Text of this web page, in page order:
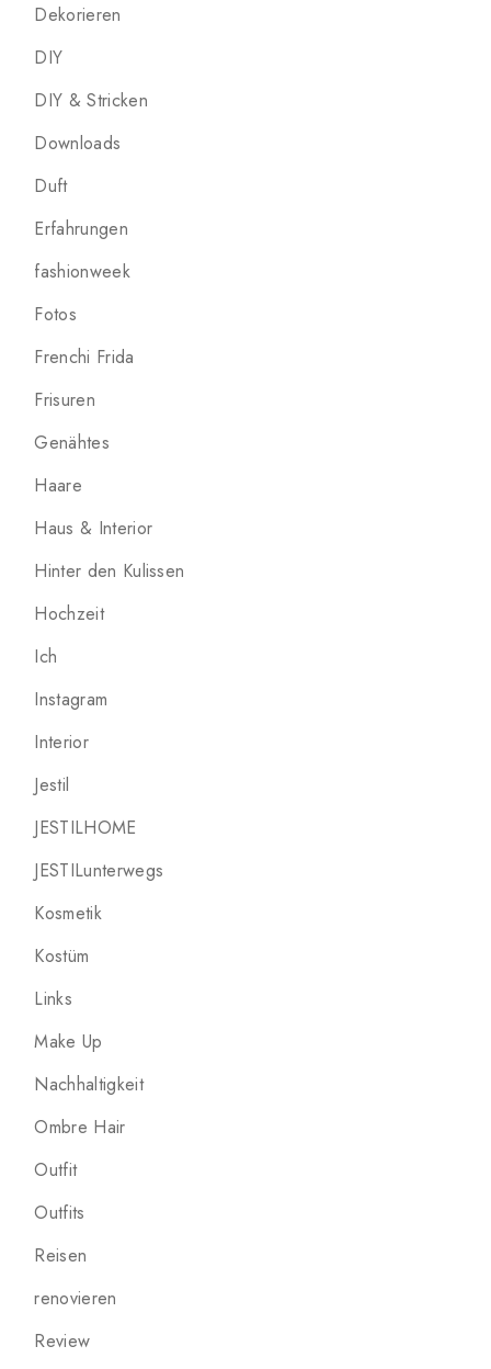
Dekorieren
DIY
DIY & Stricken
Downloads
Duft
Erfahrungen
fashionweek
Fotos
Frenchi Frida
Frisuren
Genähtes
Haare
Haus & Interior
Hinter den Kulissen
Hochzeit
Ich
Instagram
Interior
Jestil
JESTILHOME
JESTILunterwegs
Kosmetik
Kostüm
Links
Make Up
Nachhaltigkeit
Ombre Hair
Outfit
Outfits
Reisen
renovieren
Review